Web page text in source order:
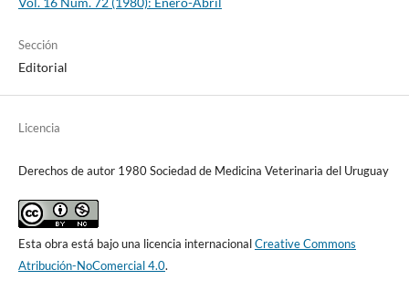
Sección
Editorial
Licencia
Derechos de autor 1980 Sociedad de Medicina Veterinaria del Uruguay
Esta obra está bajo una licencia internacionalCreative Commons
Atribución-NoComercial 4.0.